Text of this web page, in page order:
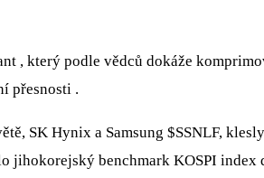
, který podle vědců dokáže
přesnosti .
SK Hynix a Samsung $SSNLF,
jihokorejský benchmark KOSPI index